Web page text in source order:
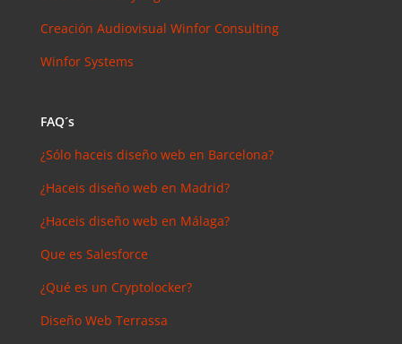
Mcgregor
¿para qué
Ikeren
Master en
y precios
Antonio
¿Debería
Creación Audiovisual Winfor Consulting
Winfor Systems
FAQ´s
¿Sólo haceis diseño web en Barcelona?
¿Haceis diseño web en Madrid?
¿Haceis diseño web en Málaga?
Que es Salesforce
¿Qué es un Cryptolocker?
Diseño Web Terrassa